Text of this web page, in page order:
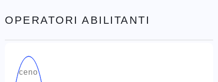
OPERATORI ABILITANTI